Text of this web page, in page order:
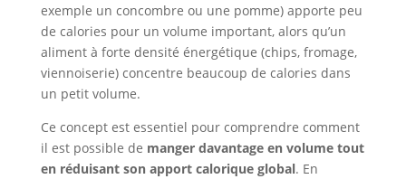
exemple un concombre ou une pomme) apporte peu
de calories pour un volume important, alors qu’un
aliment à forte densité énergétique (chips, fromage,
viennoiserie) concentre beaucoup de calories dans
un petit volume.
Ce concept est essentiel pour comprendre comment
il est possible de manger davantage en volume tout
en réduisant son apport calorique global. En